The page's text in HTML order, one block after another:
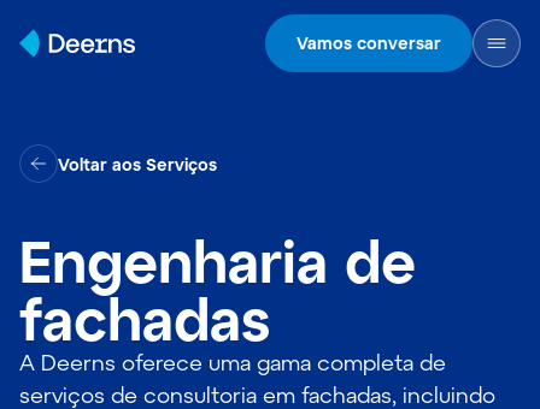
Vamos conversar
Voltar aos Serviços
Engenharia de
fachadas
A Deerns oferece uma gama completa de
serviços de consultoria em fachadas, incluindo